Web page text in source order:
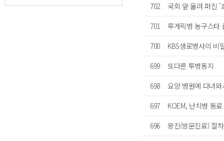
702
국회 앞 울려 퍼진 '
701
루게릭병 농구스타
700
KBS생로병사의 비
699
또다른 투병동지
698
요양 병원에 다녀
697
KOEM, 난치병 동
696
왕진(방문진료) 절